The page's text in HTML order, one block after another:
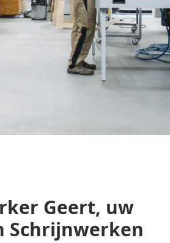
Geert, uw
Schrijnwerken